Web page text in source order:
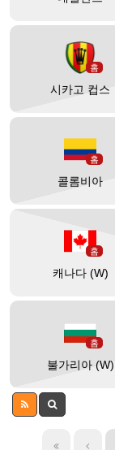
홈
시카고 컵스
홈
콜롬비아
홈
캐나다 (W)
홈
불가리아 (W)